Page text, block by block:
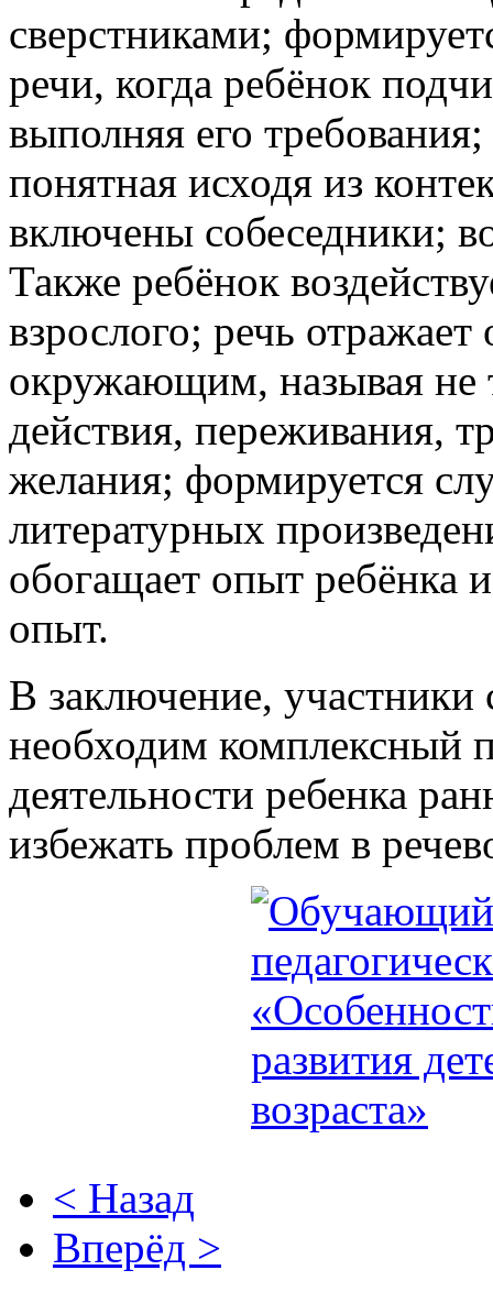
сверстниками;
речи, когда ребёнок
выполняя его требования;
понятная исходя из
включены собеседники;
Также ребёнок
взрослого; речь
окружающим, называя не
действия, переживания,
желания; формируется
литературных
обогащает опыт ребёнка
опыт.
В заключение,
необходим комплексный
деятельности ребенка
избежать проблем в
< Назад
Вперёд >